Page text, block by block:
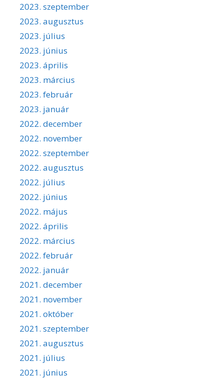
2023. szeptember
2023. augusztus
2023. július
2023. június
2023. április
2023. március
2023. február
2023. január
2022. december
2022. november
2022. szeptember
2022. augusztus
2022. július
2022. június
2022. május
2022. április
2022. március
2022. február
2022. január
2021. december
2021. november
2021. október
2021. szeptember
2021. augusztus
2021. július
2021. június